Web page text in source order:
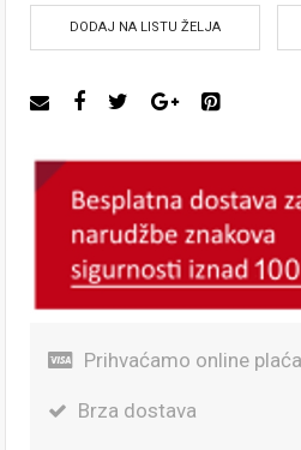
DODAJ NA LISTU ŽELJA
Prihvaćamo online
Brza dostava